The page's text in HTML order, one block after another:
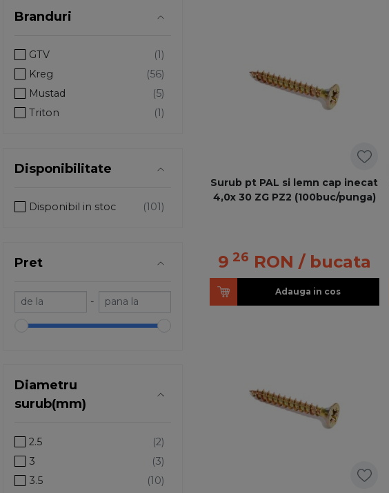
Branduri
GTV
Kreg
Mustad
Triton
Disponibilitate
Disponibil in stoc
Pret
-
Diametru
surub(mm)
2.5
3
3.5
Surub pt PAL si lemn cap inecat
4,0x 30 ZG PZ2 (100buc/punga)
9 26 RON / bucata
Adauga in cos